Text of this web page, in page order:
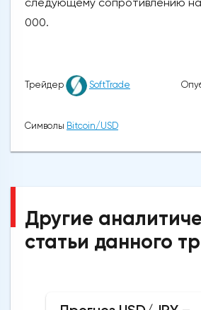
000.
Трейдер SoftTrade
Символы Bitcoin/USD
Другие
статьи данного